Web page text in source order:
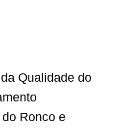
Qualidade do
Ronco e